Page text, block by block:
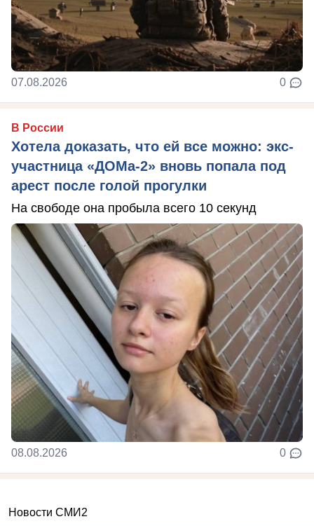
07.08.2026 0
В России
Хотела доказать, что ей все можно: экс-
участница «ДОМа-2» вновь попала под
арест после голой прогулки
На свободе она пробыла всего 10 секунд
08.08.2026 0
Новости СМИ2